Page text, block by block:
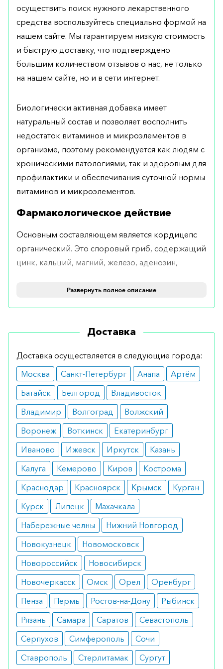
осуществить поиск нужного лекарственного
средства воспользуйтесь специально формой на
нашем сайте. Мы гарантируем низкую стоимость
и быструю доставку, что подтверждено
большим количеством отзывов о нас, не только
на нашем сайте, но и в сети интернет.
Биологически активная добавка имеет
натуральный состав и позволяет восполнить
недостаток витаминов и микроэлементов в
организме, поэтому рекомендуется как людям с
хроническими патологиями, так и здоровым для
профилактики и обеспечивания суточной нормы
витаминов и микроэлементов.
Фармакологическое действие
Основным составляющем является кордицепс
органический. Это споровый гриб, содержащий
цинк, кальций, магний, железо, аденозин,
кислоты, фосфолипиды и так далее. За счет этого
крови, повысить либидо и потенцию,
Показания
Рекомендуется при снижении иммунитета,
частых ОРВИ, снижении общего тонуса
организма, недостатке сил и выносливости,
снижении половой активности.
Противопоказания
За счет натурального состава препарат подходит
всем пациентам, но во время беременности
принимать его не следует.
Побочные эффекты
Препарат имеет натуральный состав и не
вызывает никаких побочных эффектов даже при
проведении длительных курсов.
Режим дозирования
Дозировка составляет 2 капсулы 2 раза в сутки,
допускает прием по 2 капсулы три раза в день.
Рекомендуется принимать средство за 20 минут
до еды.
Развернуть полное описание
Доставка
Доставка осуществляется в следующие города:
Москва
Санкт-Петербург Анапа
Артём
Батайск
Белгород
Владивосток
Владимир
Волгоград
Волжский
Воронеж
Воткинск
Екатеринбург
Иваново
Ижевск Иркутск
Казань
Калуга
Кемерово Киров
Кострома
Краснодар
Красноярск Крымск
Курган
Курск
Липецк
Махачкала
Набережные челны
Нижний Новгород
Новокузнецк
Новомосковск
Новороссийск
Новосибирск
Новочеркасск
Омск Орел
Оренбург
Пенза
Пермь Ростов-на-Дону
Рыбинск
Рязань
Самара Саратов
Севастополь
Серпухов
Симферополь
Сочи
Ставрополь
Стерлитамак
Сургут